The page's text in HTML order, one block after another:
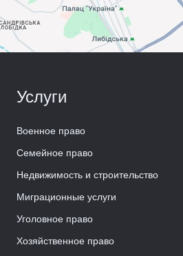
Услуги
Военное право
Семейное право
Недвижимость и строительство
Миграционные услуги
Уголовное право
Хозяйственное право